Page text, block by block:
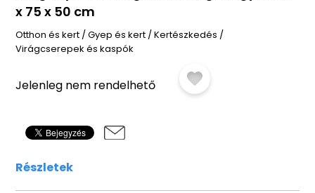
x 75 x 50 cm
Otthon és kert /Gyep és kert /Kertészkedés /
Virágcserepek és kaspók
Jelenleg nem rendelhető
Részletek